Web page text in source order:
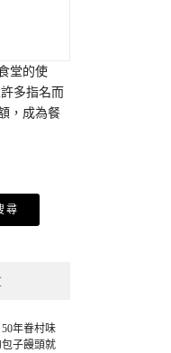
堂的使
多指名而
，成為餐
年眷村味
子饅頭就